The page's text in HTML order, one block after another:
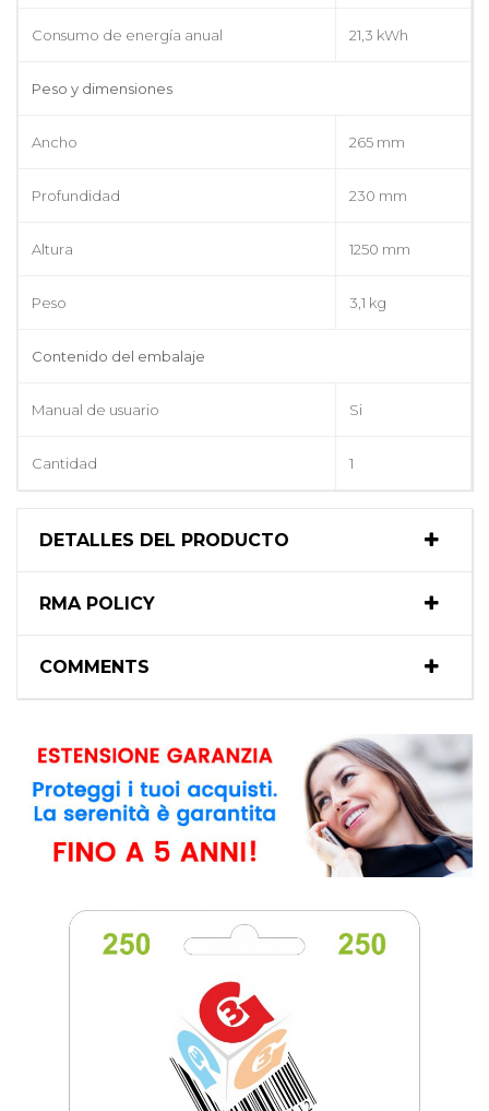
Consumo de energía anual 21,3 kWh
Peso y dimensiones
Ancho 265 mm
Profundidad 230 mm
Altura 1250 mm
Peso 3,1 kg
Contenido del embalaje
Manual de usuario Si
Cantidad 1
DETALLES DEL PRODUCTO
RMA POLICY
COMMENTS